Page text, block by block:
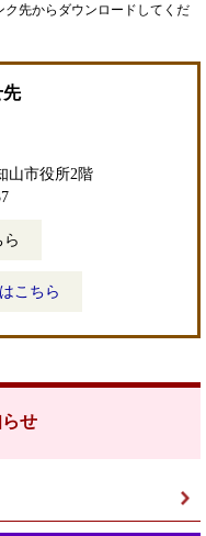
ク先からダウンロードしてくだ
先
山市役所2階
ら
こちら
せ